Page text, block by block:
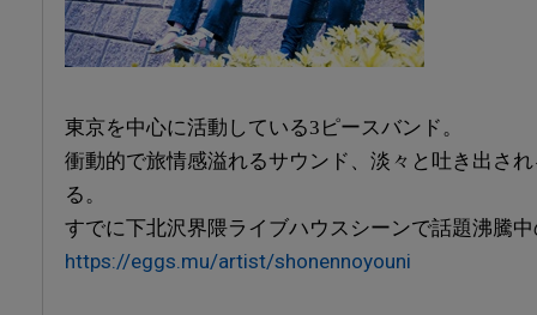
東京を中心に活動している3ピースバンド。
衝動的で旅情感溢れるサウンド、淡々と吐き出さ
る。
すでに下北沢界隈ライブハウスシーンで話題沸騰
https://eggs.mu/artist/shonennoyouni